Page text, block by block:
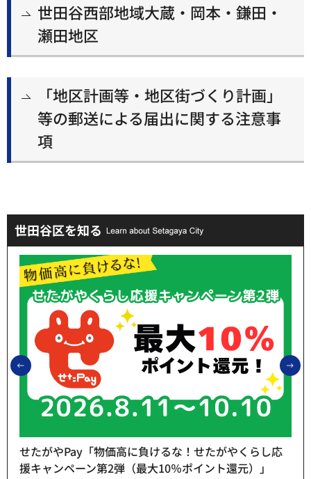
世田谷西部地域大蔵・岡本・鎌田・
瀬田地区
「地区計画等・地区街づくり計画」
等の郵送による届出に関する注意事
項
世田谷区を知る
前のスライドを表示
せたがやPay「物価高に負けるな！せたがやくらし応
援キャンペーン第2弾（最大10％ポイント還元）」